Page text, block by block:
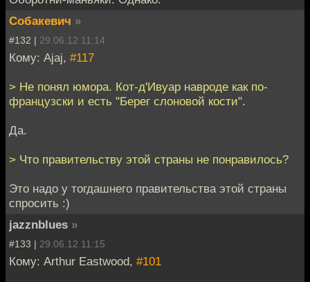
Собакевич »
#132 | 29.06.12 11:14
Кому: Ajaj, #117
> Не понял юмора. Кот-д'Ивуар навроде как по-
французски и есть "Берег слоновой кости".
Да.
> Что правительству этой страны не понравилось?
Это надо у тогдашнего правительства этой страны
спросить :)
jazznblues »
#133 | 29.06.12 11:15
Кому: Arthur Eastwood, #101